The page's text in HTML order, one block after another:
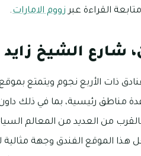
القراءة عبر زووم الامارات.
شارع الشيخ زايد
ذات الأربع نجوم ويتمتع
مناطق رئيسية، بما في ذلك
من العديد من المعالم
هذا الموقع الفندق وجهة